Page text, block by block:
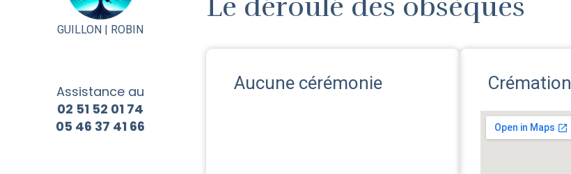
GUILLON | ROBIN
Assistance au
02 51 52 01 74
05 46 37 41 66
Aucune cérémonie Crémation